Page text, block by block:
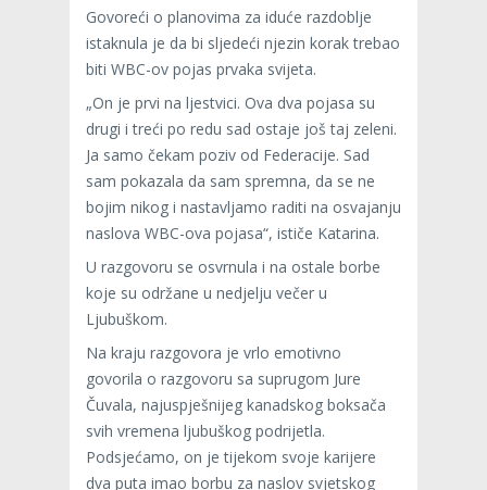
Govoreći o planovima za iduće razdoblje
istaknula je da bi sljedeći njezin korak trebao
biti WBC-ov pojas prvaka svijeta.
„On je prvi na ljestvici. Ova dva pojasa su
drugi i treći po redu sad ostaje još taj zeleni.
Ja samo čekam poziv od Federacije. Sad
sam pokazala da sam spremna, da se ne
bojim nikog i nastavljamo raditi na osvajanju
naslova WBC-ova pojasa“, ističe Katarina.
U razgovoru se osvrnula i na ostale borbe
koje su održane u nedjelju večer u
Ljubuškom.
Na kraju razgovora je vrlo emotivno
govorila o razgovoru sa suprugom Jure
Čuvala, najuspješnijeg kanadskog boksača
svih vremena ljubuškog podrijetla.
Podsjećamo, on je tijekom svoje karijere
dva puta imao borbu za naslov svjetskog